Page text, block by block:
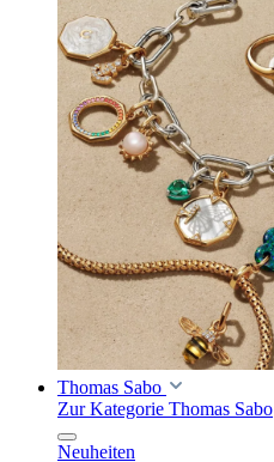
Thomas Sabo
Zur Kategorie Thomas Sabo
Neuheiten